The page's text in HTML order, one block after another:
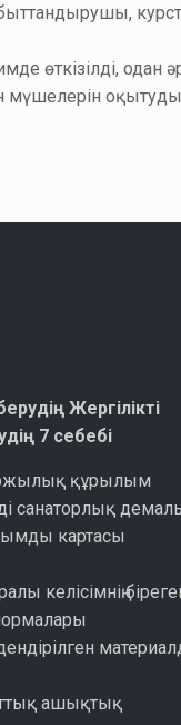
өткізілді, одан
мүшелерін
Жергілікті
7 себебі
құрылым
санаторлық
картасы
келісімнің
ашықтық